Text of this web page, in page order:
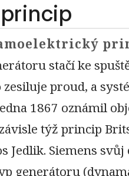
stačí ke
proud, a
1867 oznámil
týž princip
Jedlik. Siemens
generátoru